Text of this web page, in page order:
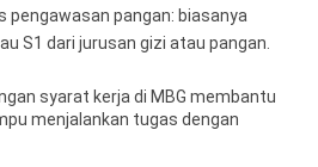
pengawasan pangan: biasanya
S1 dari jurusan gizi atau pangan.
syarat kerja di MBG membantu
menjalankan tugas dengan